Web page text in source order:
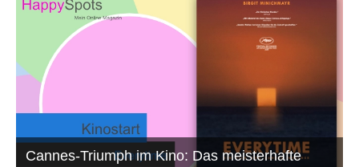
Cannes-Triumph im Kino: Das meisterhafte